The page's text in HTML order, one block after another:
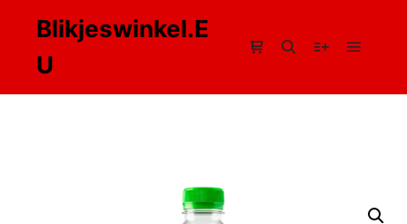
Blikjeswinkel.E
U